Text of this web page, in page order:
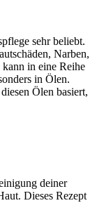
sehr beliebt.
Narben,
in eine Reihe
in Ölen.
Ölen basiert,
deiner
Dieses Rezept